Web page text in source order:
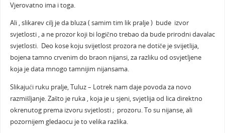
Vjerovatno ima i toga.
Ali , slikarev cilj je da bluza ( samim tim lik pralje ) bude izvor
svjetlosti , a ne prozor koji bi logično trebao da bude prirodni davalac
svjetlosti. Deo kose koju svijetlost prozora ne dotiče je svijetlija,
bojena tamno crvenim do braon nijansi, za razliku od osvjetljene
koja je data mnogo tamnijim nijansama.
Slikajući ruku pralje, Tuluz – Lotrek nam daje povoda za novo
razmišljanje. Zašto je ruka , koja je u sjeni, svjetlija od lica direktno
okrenutog prema izvoru svjetlosti ; prozoru. To su nijanse, ali
pozornijem gledaocu je to velika razlika.